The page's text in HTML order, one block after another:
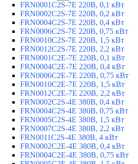
FRN0001C2S-7E 220В, 0,1 кВт
FRN0002C2S-7E 220В, 0,2 кВт
FRN0004C2S-7E 220В, 0,4 кВт
FRN0006C2S-7E 220В, 0,75 кВт
FRN0010C2S-7E 220В, 1,5 кВт
FRN0012C2S-7E 220В, 2,2 кВт
FRN0001C2E-7E 220В, 0,1 кВт
FRN0004C2E-7E 220В, 0,4 кВт
FRN0006C2E-7E 220В, 0,75 кВт
FRN0010C2E-7E 220В, 1,5 кВт
FRN0012C2E-7E 220В, 2,2 кВт
FRN0002C2S-4E 380В, 0,4 кВт
FRN0004C2S-4E 380В, 0,75 кВт
FRN0005C2S-4E 380В, 1,5 кВт
FRN0007C2S-4E 380В, 2,2 кВт
FRN0011C2S-4E 380В, 4 кВт
FRN0002C2E-4E 380В, 0,4 кВт
FRN0004C2E-4E 380В, 0,75 кВт